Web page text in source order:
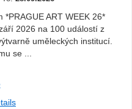
ART WEEK 26*
2026 na 100 událostí z
uměleckých institucí.
se ...